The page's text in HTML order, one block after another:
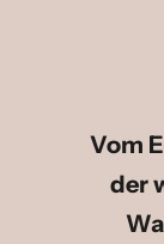
Vom
der